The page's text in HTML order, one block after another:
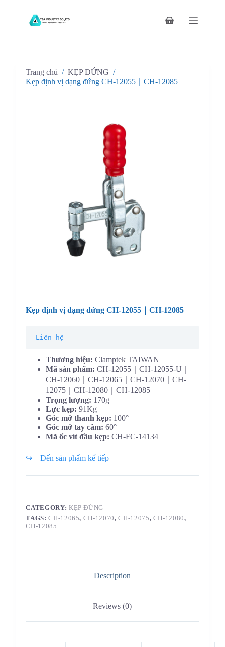
Giỏ
Trang chủ / KẸP ĐỨNG /
Kẹp định vị dạng đứng CH-12055｜CH-12085
Kẹp định vị dạng đứng CH-12055｜CH-12085
Liên hệ
Thương hiệu: Clamptek TAIWAN
Mã sản phẩm:CH-12055｜CH-12055-U｜
CH-12060｜CH-12065｜CH-12070｜CH-
12075｜CH-12080｜CH-12085
Trọng lượng: 170g
Lực kẹp: 91Kg
Góc mở thanh kẹp: 100°
Góc mở tay cầm: 60°
Mã ốc vít đầu kẹp:CH-FC-14134
↪ Đến sản phẩm kế tiếp
CATEGORY: KẸP ĐỨNG
TAGS:CH-12065, CH-12070,CH-12075, CH-12080,
CH-12085
Description
Reviews (0)